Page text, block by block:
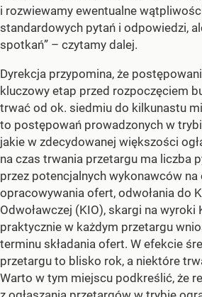
i rozwiewamy ewentualne
standardowych pytań i odpowiedzi,
spotkań” – czytamy dalej.
Dyrekcja przypomina, że
kluczowy etap przed rozpoczęciem
trwać od ok. siedmiu do kilkunastu
to postępowań prowadzonych w
jakie w zdecydowanej większości
na czas trwania przetargu ma liczba
przez potencjalnych wykonawców na
opracowywania ofert, odwołania do
Odwoławczej (KIO), skargi na wyroki
praktycznie w każdym przetargu
terminu składania ofert. W efekcie
przetargu to blisko rok, a niektóre
Warto w tym miejscu podkreślić, że